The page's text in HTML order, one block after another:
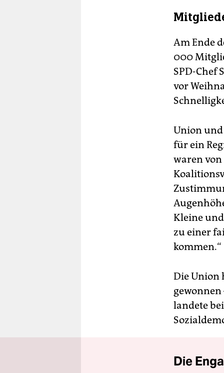
Am Ende
000
SPD-Chef
vor
Union und
für ein
waren von
Kleine
zu einer
kommen.“
Die Union
landete
Die